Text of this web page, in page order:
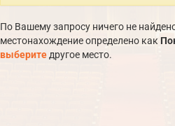
По Вашему запросу ничего не
местонахождение определено как
выберитедругое место.